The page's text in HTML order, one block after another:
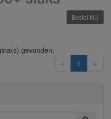
Bestel NU
« 1 (current)
»
gevonden: